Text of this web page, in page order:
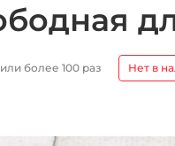
более 100 раз Нет в